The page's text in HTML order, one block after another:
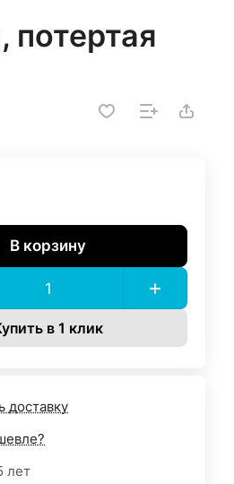
потертая
В корзину
в 1 клик
доставку
лет